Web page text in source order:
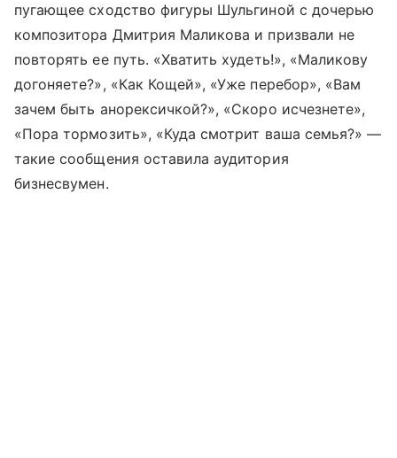
пугающее сходство фигуры Шульгиной с дочерью
композитора Дмитрия Маликова и призвали не
повторять ее путь. «Хватить худеть!», «Маликову
догоняете?», «Как Кощей», «Уже перебор», «Вам
зачем быть анорексичкой?», «Скоро исчезнете»,
«Пора тормозить», «Куда смотрит ваша семья?» —
такие сообщения оставила аудитория
бизнесвумен.